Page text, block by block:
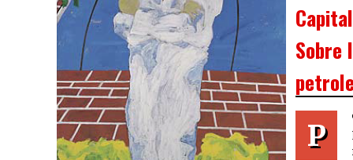
Sobre
P